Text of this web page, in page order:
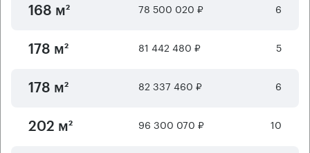
168 м² 78 500 020 ₽ 6
178 м² 81 442 480 ₽ 5
178 м² 82 337 460 ₽ 6
202 м² 96 300 070 ₽ 10